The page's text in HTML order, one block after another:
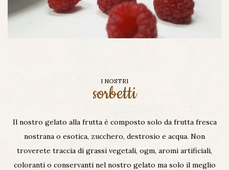
I NOSTRI
sorbetti
Il nostro gelato alla frutta è composto solo da frutta fresca
nostrana o esotica, zucchero, destrosio e acqua. Non
troverete traccia di grassi vegetali, ogm, aromi artificiali,
coloranti o conservanti nel nostro gelato ma solo il meglio